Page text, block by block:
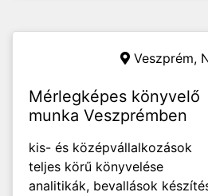
Veszprém,
Mérlegképes könyvelő
munka Veszprémben
kis- és középvállalkozások
teljes körű könyvelése
analitikák, bevallások